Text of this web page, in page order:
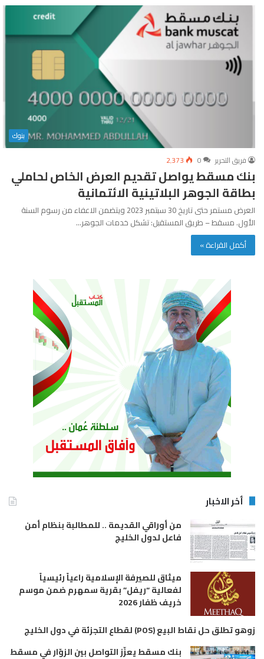
بنوك
فريق التحرير
0 2٬373
بنك مسقط يواصل تقديم العرض الخاص لحاملي
بطاقة الجوهر البلاتينية الائتمانية
العرض مستمر حتى تاريخ 30 سبتمبر 2023 ويتضمن الاعفاء من رسوم السنة
الأول. مسقط – طريق المستقبل: تشكل خدمات الجوهر…
أكمل القراءة »
أخر الاخبار
من أوراقي القديمة .. للمطالبة بنظام أمن
فاعل لدول الخليج
ميثاق للصيرفة الإسلامية راعياً رئيسياً
لفعالية “ريفل” بقرية سمهرم ضمن موسم
خريف ظفار 2026
زوهو تطلق حل نقاط البيع (POS) لقطاع التجزئة في دول الخليج
بنك مسقط يعزّز التواصل بين الزوّار في مسقط